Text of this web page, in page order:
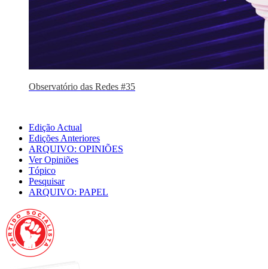
Observatório das Redes #35
Edição Actual
Edições Anteriores
ARQUIVO: OPINIÕES
Ver Opiniões
Tópico
Pesquisar
ARQUIVO: PAPEL